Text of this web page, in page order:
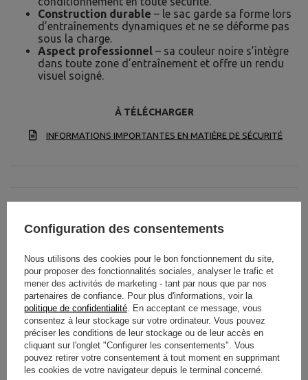
Construction durable – le sac garde sa forme lors
d’entraînements dynamiques et ne se déforme pas
sous la charge.
Aspect professionnel – sa couleur noire s’intègre
dans toute zone d’entraînement et offre un rendu
visuel soigné.
À TÉLÉCHARGER
INFORMATIONS IMPORTANTES EN MATIÈRE DE SÉCURITÉ
Spécifications techniques
Poids 25 kg
Longueur du sac 56 cm
Diamètre du sac 23 cm
Couleur du sac noir
Configuration des consentements
Nous utilisons des cookies pour le bon fonctionnement du site,
pour proposer des fonctionnalités sociales, analyser le trafic et
mener des activités de marketing - tant par nous que par nos
partenaires de confiance. Pour plus d'informations, voir la
politique de confidentialité . En acceptant ce message, vous
consentez à leur stockage sur votre ordinateur. Vous pouvez
préciser les conditions de leur stockage ou de leur accès en
cliquant sur l'onglet "Configurer les consentements". Vous
pouvez retirer votre consentement à tout moment en supprimant
les cookies de votre navigateur depuis le terminal concerné.